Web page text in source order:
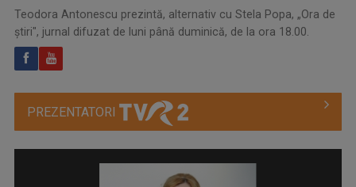
Teodora Antonescu prezintă, alternativ cu Stela Popa, „Ora de
știri", jurnal difuzat de luni până duminică, de la ora 18.00.
PREZENTATORI